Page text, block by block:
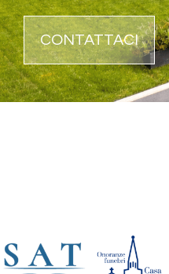
CONTATTACI